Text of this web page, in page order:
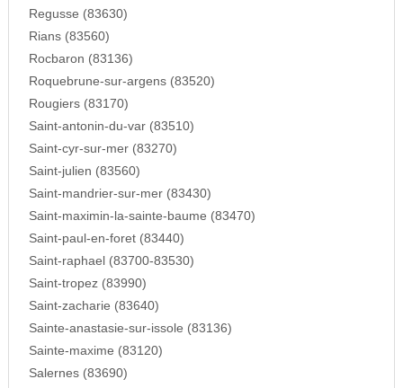
Regusse (83630)
Rians (83560)
Rocbaron (83136)
Roquebrune-sur-argens (83520)
Rougiers (83170)
Saint-antonin-du-var (83510)
Saint-cyr-sur-mer (83270)
Saint-julien (83560)
Saint-mandrier-sur-mer (83430)
Saint-maximin-la-sainte-baume (83470)
Saint-paul-en-foret (83440)
Saint-raphael (83700-83530)
Saint-tropez (83990)
Saint-zacharie (83640)
Sainte-anastasie-sur-issole (83136)
Sainte-maxime (83120)
Salernes (83690)